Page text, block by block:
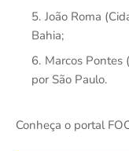
João Roma
Bahia;
Marcos Pontes
por São Paulo.
Conheça o portal